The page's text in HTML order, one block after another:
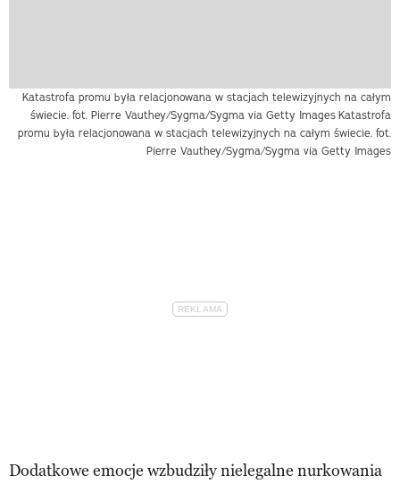
Katastrofa promu była relacjonowana w stacjach telewizyjnych na całym
świecie. fot. Pierre Vauthey/Sygma/Sygma via Getty Images Katastrofa
promu była relacjonowana w stacjach telewizyjnych na całym świecie. fot.
Pierre Vauthey/Sygma/Sygma via Getty Images
Dodatkowe emocje wzbudziły nielegalne nurkowania